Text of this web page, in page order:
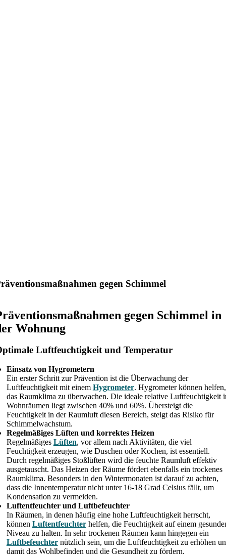
gegen Schimmel
gegen Schimmel in
Wohnung
Luftfeuchtigkeit und Temperatur
Einsatz von Hygrometern
Ein erster Schritt zur Prävention ist die Überwachung der
Luftfeuchtigkeit mit einem Hygrometer. Hygrometer können helfen,
das Raumklima zu überwachen. Die ideale relative Luftfeuchtigkeit
Wohnräumen liegt zwischen 40% und 60%. Übersteigt die
Feuchtigkeit in der Raumluft diesen Bereich, steigt das Risiko für
Schimmelwachstum.
Regelmäßiges Lüften und korrektes Heizen
Regelmäßiges Lüften, vor allem nach Aktivitäten, die viel
Feuchtigkeit erzeugen, wie Duschen oder Kochen, ist essentiell.
Durch regelmäßiges Stoßlüften wird die feuchte Raumluft effektiv
ausgetauscht. Das Heizen der Räume fördert ebenfalls ein trockenes
Raumklima. Besonders in den Wintermonaten ist darauf zu achten,
dass die Innentemperatur nicht unter 16-18 Grad Celsius fällt, um
Kondensation zu vermeiden.
Luftentfeuchter und Luftbefeuchter
In Räumen, in denen häufig eine hohe Luftfeuchtigkeit herrscht,
können Luftentfeuchter helfen, die Feuchtigkeit auf einem
Niveau zu halten. In sehr trockenen Räumen kann hingegen ein
Luftbefeuchternützlich sein, um die Luftfeuchtigkeit zu erhöhen
damit das Wohlbefinden und die Gesundheit zu fördern.